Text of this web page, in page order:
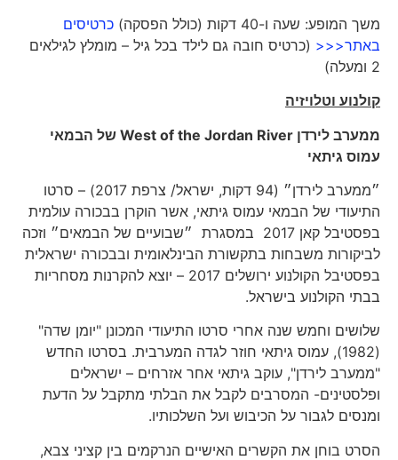
משך המופע: שעה ו-40 דקות (כולל הפסקה)
כרטיסים
באתר<<<(כרטיס חובה גם לילד בכל גיל – מומלץ לגילאים
קולנוע וטלויזיה
ממערב לירדןWest of the Jordan Riverשל הבמאי
עמוס גיתאי
״ממערב לירדן״ (94 דקות, ישראל/ צרפת 2017) – סרטו
התיעודי של הבמאי עמוס גיתאי, אשר הוקרן בבכורה עולמית
בפסטיבל קאן 2017 במסגרת ״שבועיים של הבמאים״ וזכה
לביקורות משבחות בתקשורת הבינלאומית ובבכורה ישראלית
בפסטיבל הקולנוע ירושלים 2017 – יוצא להקרנות מסחריות
בבתי הקולנוע בישראל.
שלושים וחמש שנה אחרי סרטו התיעודי המכונן "יומן שדה"
(1982), עמוס גיתאי חוזר לגדה המערבית. בסרטו החדש
"ממערב לירדן", עוקב גיתאי אחר אזרחים – ישראלים
ופלסטינים- המסרבים לקבל את הבלתי מתקבל על הדעת
ומנסים לגבור על הכיבוש ועל השלכותיו.
הסרט בוחן את הקשרים האישיים הנרקמים בין קציני צבא,